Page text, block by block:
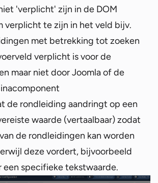
'verplicht' zijn in de DOM
verplicht te zijn in het veld bijv.
met betrekking tot zoeken
verplicht is voor de
maar niet door Joomla of de
de rondleiding aandringt op een
waarde (vertaalbaar) zodat
de rondleidingen kan worden
deze vordert, bijvoorbeeld
een specifieke tekstwaarde.